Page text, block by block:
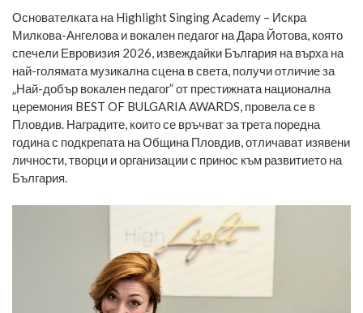
Основателката на Highlight Singing Academy – Искра
Милкова-Ангелова и вокален педагог на Дара Йотова, която
спечели Евровизия 2026, извеждайки България на върха на
най-голямата музикална сцена в света, получи отличие за
„Най-добър вокален педагог” от престижната национална
церемония BEST OF BULGARIA AWARDS, провела се в
Пловдив. Наградите, които се връчват за трета поредна
година с подкрепата на Община Пловдив, отличават изявени
личности, творци и организации с принос към развитието на
България.